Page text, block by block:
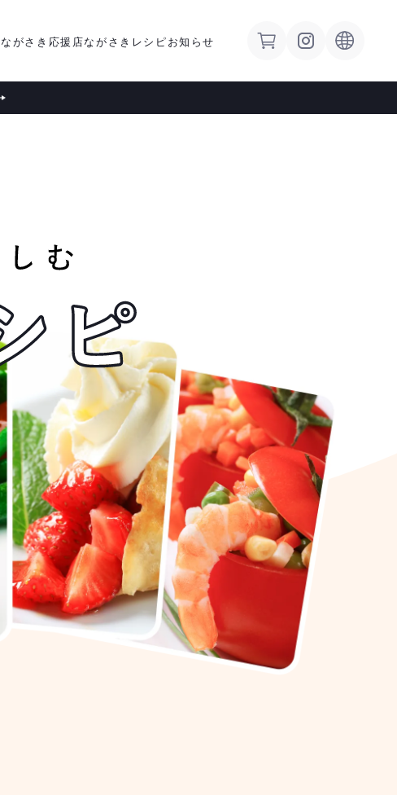
ながさき応援店ながさきレシピ お知らせ